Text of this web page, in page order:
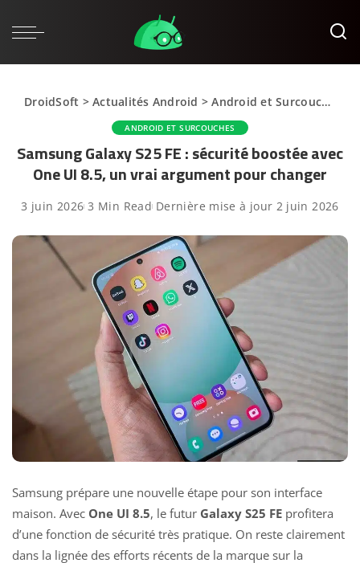
DroidSoft >Actualités Android >Android et Surcouches
ANDROID ET SURCOUCHES
Samsung Galaxy S25 FE : sécurité boostée avec
One UI 8.5, un vrai argument pour changer
3 juin 2026 3 Min Read Dernière mise à jour 2 juin 2026
Samsung prépare une nouvelle étape pour son interface
maison. Avec One UI 8.5, le futur Galaxy S25 FE profitera
d’une fonction de sécurité très pratique. On reste clairement
dans la lignée des efforts récents de la marque sur la